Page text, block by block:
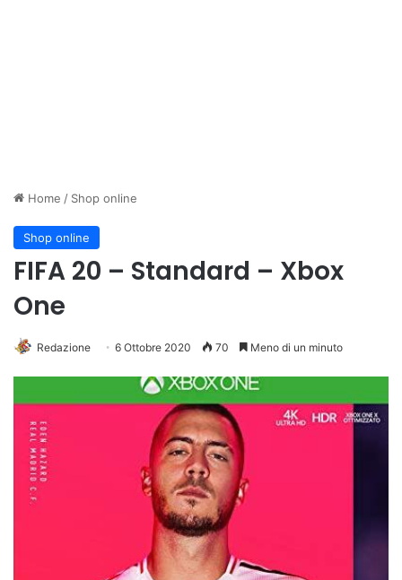
Home / Shop online
Shop online
FIFA 20 – Standard – Xbox
One
Redazione 6 Ottobre 2020 70 Meno di un minuto